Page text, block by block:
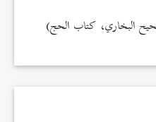
البخاري، كتاب الحج)